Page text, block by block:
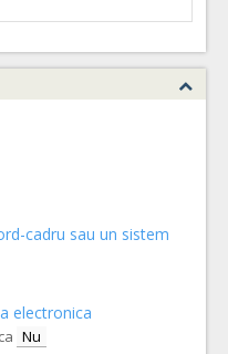
cadru sau un sistem
electronica
Nu